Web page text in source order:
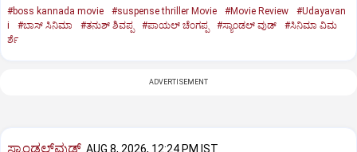
#boss kannada movie #suspense thriller Movie #Movie Review
#Udayavan
i
#ಬಾಸ್‌ ಸಿನಿಮಾ #ತನುಶ್‌ ಶಿವಪ್ಪ #ಪಾಯಲ್‌ ಚೆಂಗಪ್ಪ #ಸ್ಯಾಂಡಲ್‌ ವುಡ್‌
#ಸಿನಿಮಾ ವಿಮ
ರ್ಶೆ
ADVERTISEMENT
ಸ್ಯಾಂಡಲ್‌ವುಡ್‌ AUG 8, 2026, 12:24 PM IST